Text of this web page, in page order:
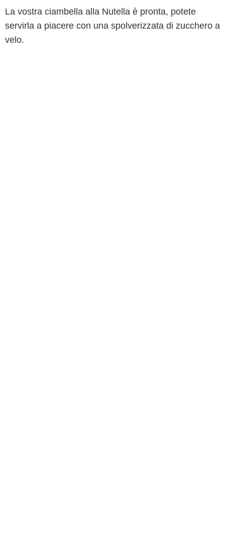
La vostra ciambella alla Nutella è pronta, potete
servirla a piacere con una spolverizzata di zucchero a
velo.